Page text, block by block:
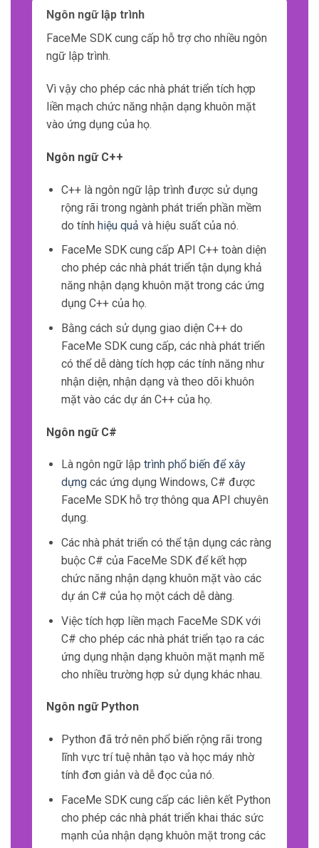
Ngôn ngữ lập trình
FaceMe SDK cung cấp hỗ trợ cho nhiều ngôn
ngữ lập trình.
Vì vậy cho phép các nhà phát triển tích hợp
liền mạch chức năng nhận dạng khuôn mặt
vào ứng dụng của họ.
Ngôn ngữ C++
C++ là ngôn ngữ lập trình được sử dụng
rộng rãi trong ngành phát triển phần mềm
do tính hiệu quả và hiệu suất của nó.
FaceMe SDK cung cấp API C++ toàn diện
cho phép các nhà phát triển tận dụng khả
năng nhận dạng khuôn mặt trong các ứng
dụng C++ của họ.
Bằng cách sử dụng giao diện C++ do
FaceMe SDK cung cấp, các nhà phát triển
có thể dễ dàng tích hợp các tính năng như
nhận diện, nhận dạng và theo dõi khuôn
mặt vào các dự án C++ của họ.
Ngôn ngữ C#
Là ngôn ngữ lập trình phổ biến để xây
dựngcác ứng dụng Windows, C# được
FaceMe SDK hỗ trợ thông qua API chuyên
dụng.
Các nhà phát triển có thể tận dụng các ràng
buộc C# của FaceMe SDK để kết hợp
chức năng nhận dạng khuôn mặt vào các
dự án C# của họ một cách dễ dàng.
Việc tích hợp liền mạch FaceMe SDK với
C# cho phép các nhà phát triển tạo ra các
ứng dụng nhận dạng khuôn mặt mạnh mẽ
cho nhiều trường hợp sử dụng khác nhau.
Ngôn ngữ Python
Python đã trở nên phổ biến rộng rãi trong
lĩnh vực trí tuệ nhân tạo và học máy nhờ
tính đơn giản và dễ đọc của nó.
FaceMe SDK cung cấp các liên kết Python
cho phép các nhà phát triển khai thác sức
mạnh của nhận dạng khuôn mặt trong các